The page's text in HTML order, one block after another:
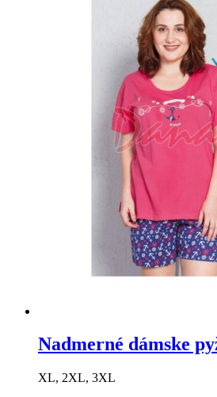
Nadmerné dámske
XL, 2XL, 3XL